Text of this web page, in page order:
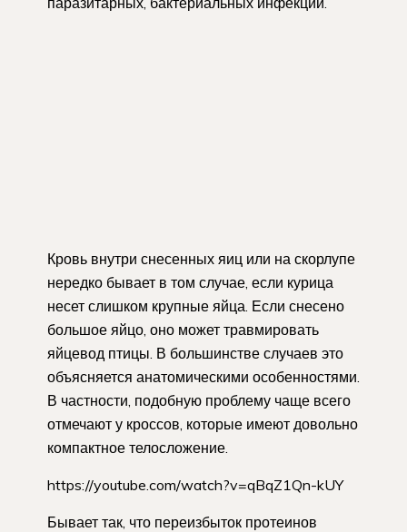
Кровь внутри снесенных яиц или на скорлупе
нередко бывает в том случае, если курица
несет слишком крупные яйца. Если снесено
большое яйцо, оно может травмировать
яйцевод птицы. В большинстве случаев это
объясняется анатомическими особенностями.
В частности, подобную проблему чаще всего
отмечают у кроссов, которые имеют довольно
компактное телосложение.
https://youtube.com/watch?v=qBqZ1Qn-kUY
Бывает так, что переизбыток протеинов